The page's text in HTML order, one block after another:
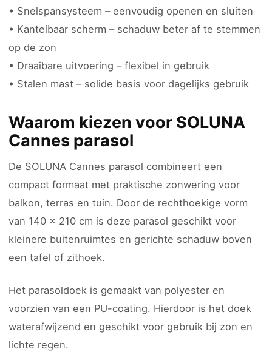
• Snelspansysteem – eenvoudig openen en sluiten
• Kantelbaar scherm – schaduw beter af te stemmen
op de zon
• Draaibare uitvoering – flexibel in gebruik
• Stalen mast – solide basis voor dagelijks gebruik
Waarom kiezen voor SOLUNA
Cannes parasol
De SOLUNA Cannes parasol combineert een
compact formaat met praktische zonwering voor
balkon, terras en tuin. Door de rechthoekige vorm
van 140 x 210 cm is deze parasol geschikt voor
kleinere buitenruimtes en gerichte schaduw boven
een tafel of zithoek.
Het parasoldoek is gemaakt van polyester en
voorzien van een PU-coating. Hierdoor is het doek
waterafwijzend en geschikt voor gebruik bij zon en
lichte regen.